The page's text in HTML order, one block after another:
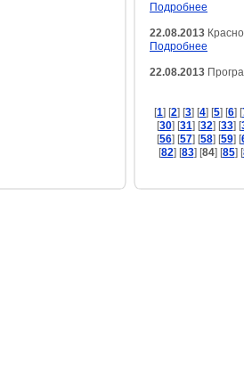
Подробнее
22.08.2013
Подробнее
22.08.2013
[1] [2] [3] [4] [5] [6] [
[30] [31] [32] [33] [
[56] [57] [58] [59] [
[82] [83] [84] [85] [